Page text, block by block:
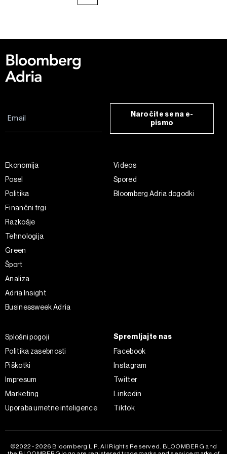
Naročite se na e-
pismo
Ekonomija
Posel
Politika
Finančni trgi
Razkošje
Tehnologija
Green
Šport
Analiza
Adria Insight
Businessweek Adria
Videos
Spored
Bloomberg Adria dogodki
Splošni pogoji
Politika zasebnosti
Piškotki
Impresum
Marketing
Uporaba umetne inteligence
Spremljajte nas
Facebook
Instagram
Twitter
Linkedin
Tiktok
©2022 - 2026 Bloomberg L.P. All Rights Reserved. BLOOMBERG and